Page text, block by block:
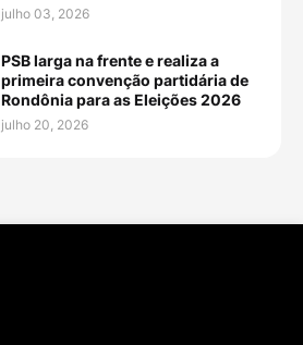
julho 03, 2026
PSB larga na frente e realiza a
primeira convenção partidária de
Rondônia para as Eleições 2026
julho 20, 2026